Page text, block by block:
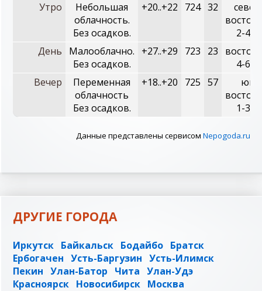
Утро
Небольшая
облачность.
Без осадков.
+20..+22 724 32
2-4
День
Малооблачно.
Без осадков.
+27..+29 723 23
4-6
Вечер
Переменная
облачность
Без осадков.
+18..+20 725 57
юго-
1-3
Данные представлены сервисом Nepogoda.ru
ДРУГИЕ ГОРОДА
Иркутск Байкальск Бодайбо Братск
Ербогачен Усть-Баргузин Усть-Илимск
Пекин Улан-Батор Чита Улан-Удэ
Красноярск Новосибирск Москва